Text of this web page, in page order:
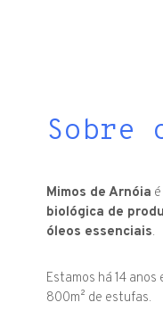
Sobre
Mimos de Arnóia
biológica de
óleos essenciais.
Estamos há 14 anos
800m² de estufas.